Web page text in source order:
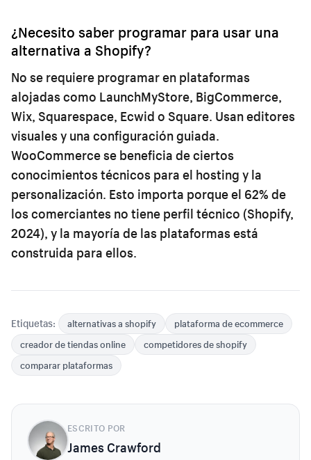
¿Necesito saber programar para usar una
alternativa a Shopify?
No se requiere programar en plataformas
alojadas como LaunchMyStore, BigCommerce,
Wix, Squarespace, Ecwid o Square. Usan editores
visuales y una configuración guiada.
WooCommerce se beneficia de ciertos
conocimientos técnicos para el hosting y la
personalización. Esto importa porque el 62% de
los comerciantes no tiene perfil técnico (Shopify,
2024), y la mayoría de las plataformas está
construida para ellos.
Etiquetas: alternativas a shopify
plataforma de ecommerce
creador de tiendas online
competidores de shopify
comparar plataformas
ESCRITO POR
James Crawford